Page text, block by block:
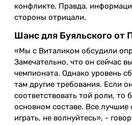
конфликте. Правда,
стороны отрицали.
Шанс для Буяльского от
«Мы с Виталиком обсудили
Замечательно, что он сейчас
чемпионата. Однако уровень
там другие требования. Если
соответствовать той роли, то
основном составе. Все
играть, не волнуйтесь», -